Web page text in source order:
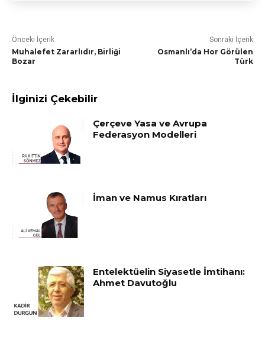
Önceki İçerik
Muhalefet Zararlıdır, Birliği
Bozar
Sonraki İçerik
Osmanlı’da Hor Görülen
Türk
İlginizi Çekebilir
Çerçeve Yasa ve Avrupa
Federasyon Modelleri
İman ve Namus Kıratları
Entelektüelin Siyasetle İmtihanı:
Ahmet Davutoğlu